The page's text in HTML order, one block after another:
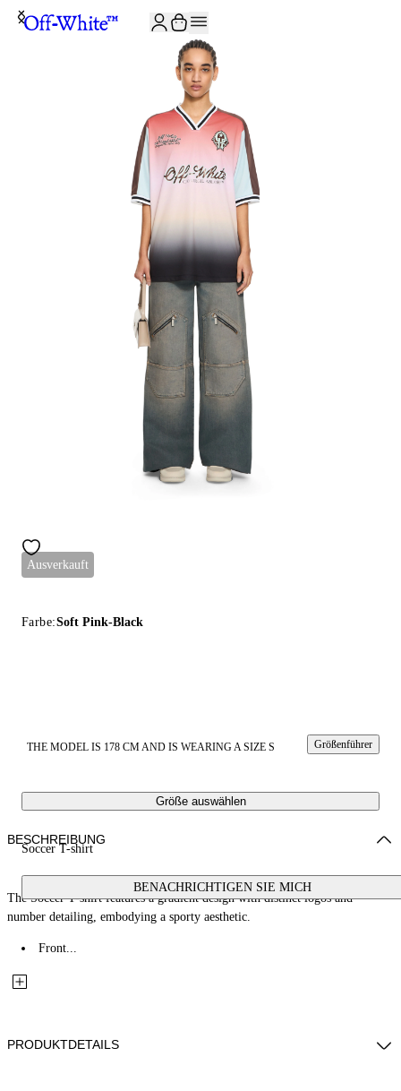
Ausverkauft
Farbe:Soft Pink-Black
THE MODEL IS 178 CM AND IS WEARING A SIZE S Größenführer
Größe auswählen
Soccer T-shirt
BENACHRICHTIGEN SIE MICH
BESCHREIBUNG
The Soccer T-shirt features a gradient design with distinct logos and
number detailing, embodying a sporty aesthetic.
Front...
PRODUKTDETAILS